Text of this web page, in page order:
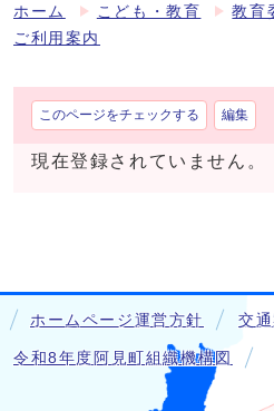
ホーム こども・教育 教育
ご利用案内
このページをチェックする 編集
現在登録されていません。
ホームページ運営方針 交
令和8年度阿見町組織機構図